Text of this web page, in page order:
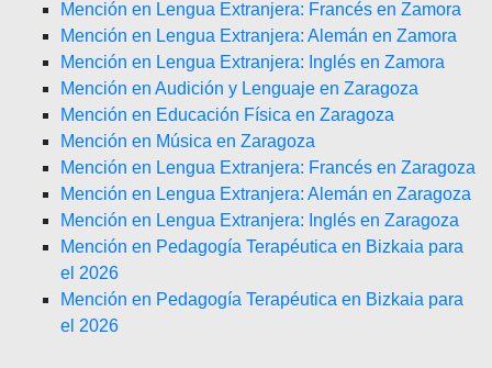
Mención en Lengua Extranjera: Francés en Zamora
Mención en Lengua Extranjera: Alemán en Zamora
Mención en Lengua Extranjera: Inglés en Zamora
Mención en Audición y Lenguaje en Zaragoza
Mención en Educación Física en Zaragoza
Mención en Música en Zaragoza
Mención en Lengua Extranjera: Francés en Zaragoza
Mención en Lengua Extranjera: Alemán en Zaragoza
Mención en Lengua Extranjera: Inglés en Zaragoza
Mención en Pedagogía Terapéutica en Bizkaia para
el 2026
Mención en Pedagogía Terapéutica en Bizkaia para
el 2026